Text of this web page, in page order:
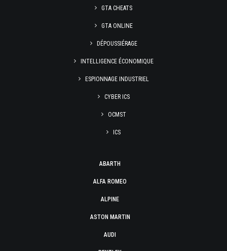
GTA CHEATS
GTA ONLINE
DÉPOUSSIÉRAGE
INTELLIGENCE ÉCONOMIQUE
ESPIONNAGE INDUSTRIEL
CYBER ICS
OCMST
ICS
ABARTH
ALFA ROMEO
ALPINE
ASTON MARTIN
AUDI